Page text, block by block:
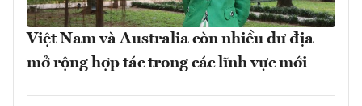
Việt Nam và Australia còn nhiều dư địa
mở rộng hợp tác trong các lĩnh vực mới